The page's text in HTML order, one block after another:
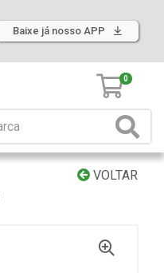
Baixe já nosso APP
0
VOLTAR